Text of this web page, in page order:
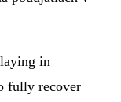
in
fully recover